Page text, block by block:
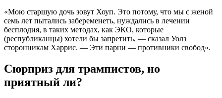
«Мою старшую дочь зовут Хоуп. Это потому, что мы с женой
семь лет пытались забеременеть, нуждались в лечении
бесплодия, в таких методах, как ЭКО, которые
(республиканцы) хотели бы запретить, — сказал Уолз
сторонникам Харрис. — Эти парни — противники свобод».
Сюрприз для трампистов, но
приятный ли?